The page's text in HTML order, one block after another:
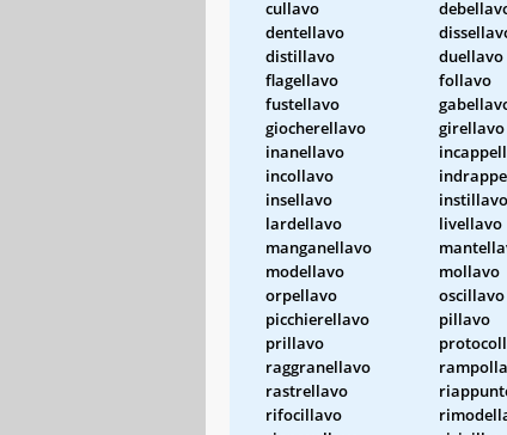
cullavo
dentellavo
distillavo
duellavo
flagellavo
follavo
fustellavo
giocherellavo
girellavo
inanellavo
incollavo
insellavo
instillavo
lardellavo
livellavo
manganellavo
modellavo
mollavo
orpellavo
oscillavo
picchierellavo
pillavo
prillavo
raggranellavo
rastrellavo
rifocillavo